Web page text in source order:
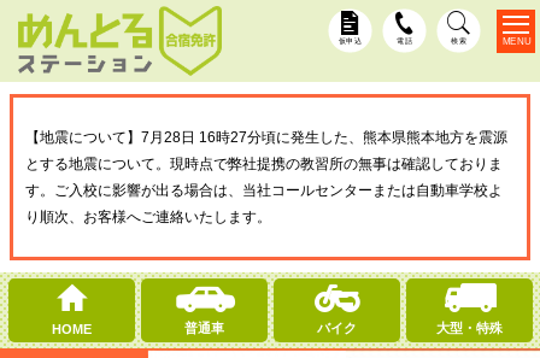
仮申込 電話 検索
【地震について】7月28日 16時27分頃に発生した、熊本県熊本地方を震源
とする地震について。現時点で弊社提携の教習所の無事は確認しておりま
す。ご入校に影響が出る場合は、当社コールセンターまたは自動車学校よ
り順次、お客様へご連絡いたします。
HOME 普通車 バイク 大型・特殊
MENU